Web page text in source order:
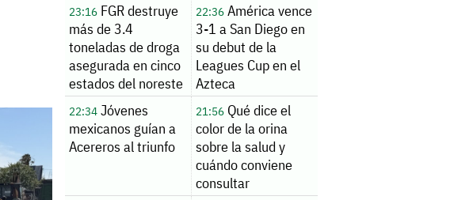
23:16 FGR destruye
más de 3.4
toneladas de droga
asegurada en cinco
estados del noreste
22:36América vence
3-1 a San Diego en
su debut de la
Leagues Cup en el
Azteca
22:34 Jóvenes
mexicanos guían a
Acereros al triunfo
21:56Qué dice el
color de la orina
sobre la salud y
cuándo conviene
consultar